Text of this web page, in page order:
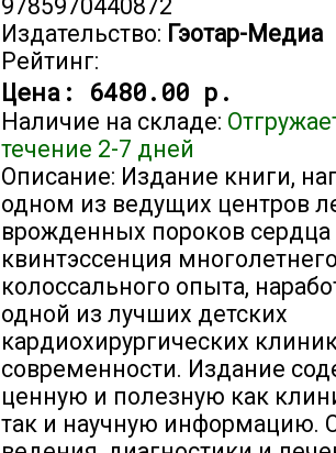
9785970440872
Издательство: Гэотар-Медиа
Рейтинг:
Цена: 6480.00 р.
Наличие на складе:
течение 2-7 дней
Описание: Издание книги,
одном из ведущих центров
врожденных пороков
квинтэссенция
колоссального опыта,
одной из лучших детских
кардиохирургических
современности. Издание
ценную и полезную как
так и научную информацию.